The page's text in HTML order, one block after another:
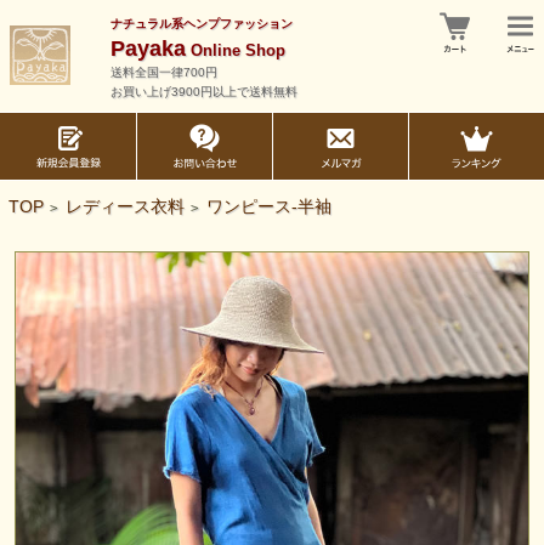
ナチュラル系ヘンプファッション
PayakaOnline Shop
送料全国一律700円
お買い上げ3900円以上で送料無料
TOP > レディース衣料 > ワンピース-半袖